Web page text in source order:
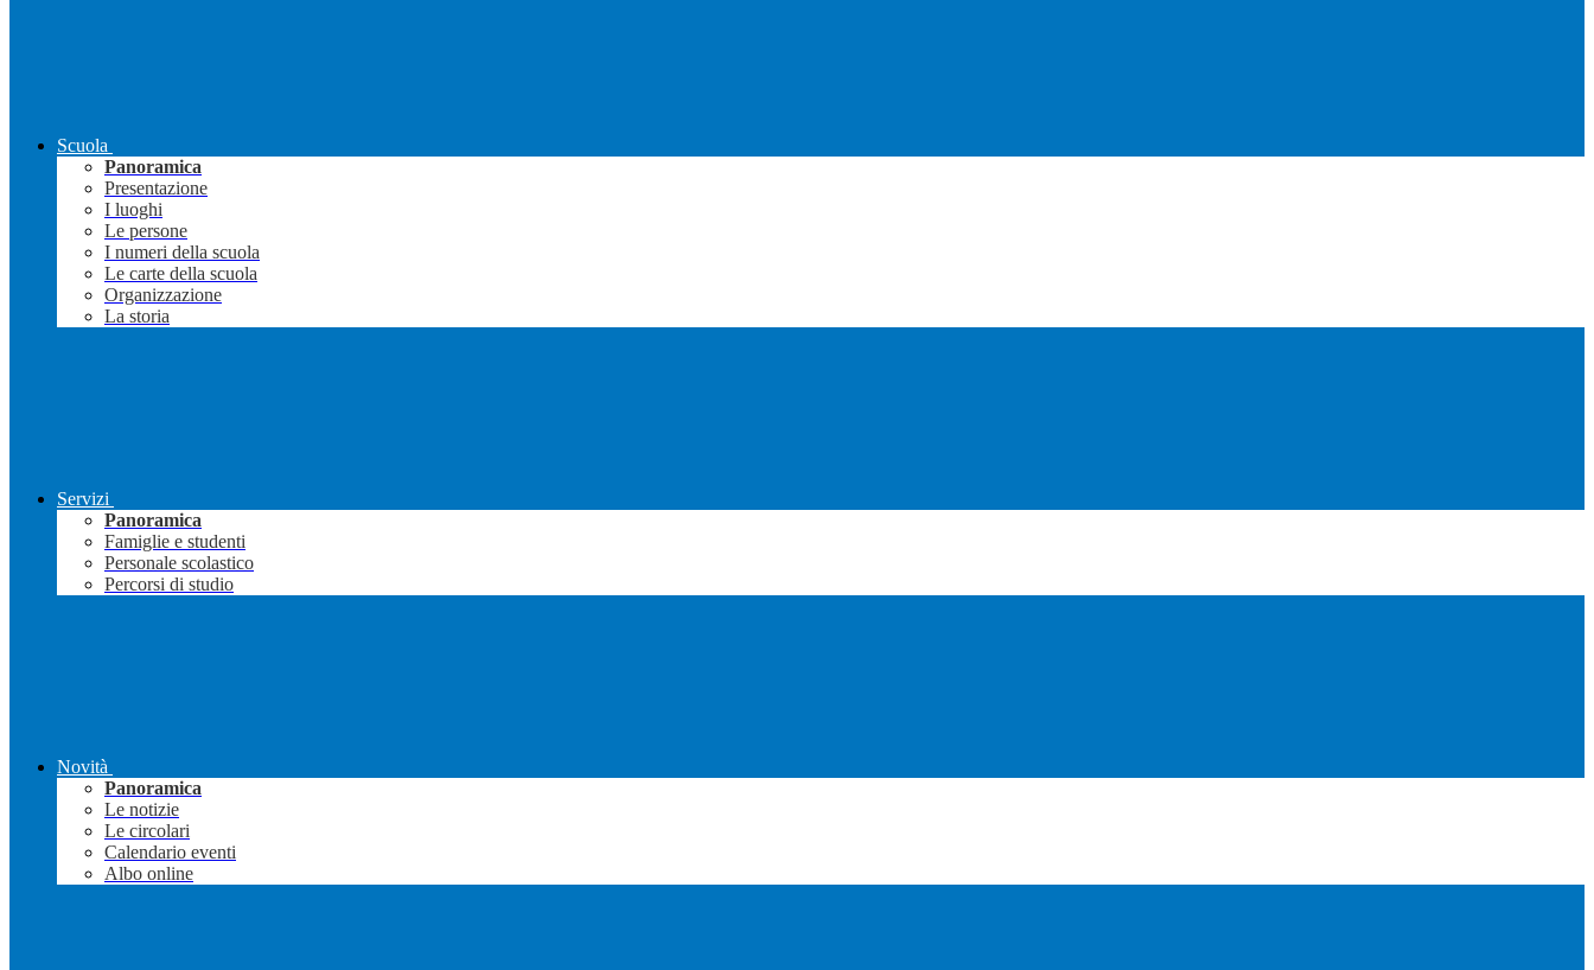
Scuola
Panoramica
Presentazione
I luoghi
Le persone
I numeri della scuola
Le carte della scuola
Organizzazione
La storia
Servizi
Panoramica
Famiglie e studenti
Personale scolastico
Percorsi di studio
Novità
Panoramica
Le notizie
Le circolari
Calendario eventi
Albo online